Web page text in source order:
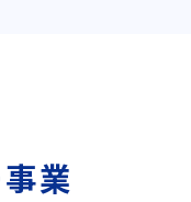
業